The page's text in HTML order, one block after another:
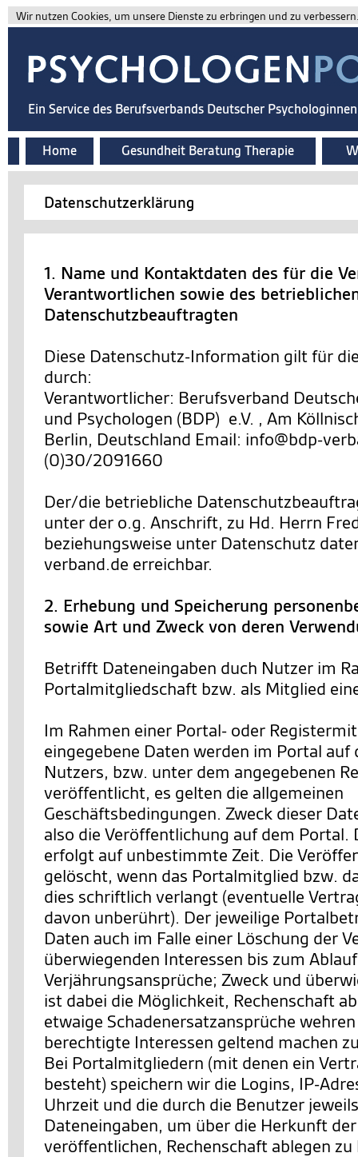
Wir nutzen Cookies, um unsere Dienste zu erbringen und zu
Ein Service des Berufsverbands Deutscher
Home Gesundheit Beratung Therapie
Datenschutzerklärung
1. Name und Kontaktdaten des für die
Verantwortlichen sowie des
Datenschutzbeauftragten
Diese Datenschutz-Information gilt für
durch:
Verantwortlicher: Berufsverband
und Psychologen (BDP) e.V. , Am
Berlin, Deutschland Email: info@bdp-
(0)30/2091660
Der/die betriebliche
unter der o.g. Anschrift, zu Hd. Herrn
beziehungsweise unter Datenschutz
verband.de erreichbar.
2. Erhebung und Speicherung
sowie Art und Zweck von deren
Betrifft Dateneingaben duch Nutzer im
Portalmitgliedschaft bzw. als Mitglied
Im Rahmen einer Portal- oder
eingegebene Daten werden im Portal auf
Nutzers, bzw. unter dem angegebenen
veröffentlicht, es gelten die allgemeinen
Geschäftsbedingungen. Zweck dieser
also die Veröffentlichung auf dem Portal.
erfolgt auf unbestimmte Zeit. Die
gelöscht, wenn das Portalmitglied bzw.
dies schriftlich verlangt (eventuelle
davon unberührt). Der jeweilige
Daten auch im Falle einer Löschung der
überwiegenden Interessen bis zum
Verjährungsansprüche; Zweck und
ist dabei die Möglichkeit, Rechenschaft
etwaige Schadenersatzansprüche
berechtigte Interessen geltend machen
Bei Portalmitgliedern (mit denen ein
besteht) speichern wir die Logins, IP-
Uhrzeit und die durch die Benutzer
Dateneingaben, um über die Herkunft
veröffentlichen, Rechenschaft ablegen zu